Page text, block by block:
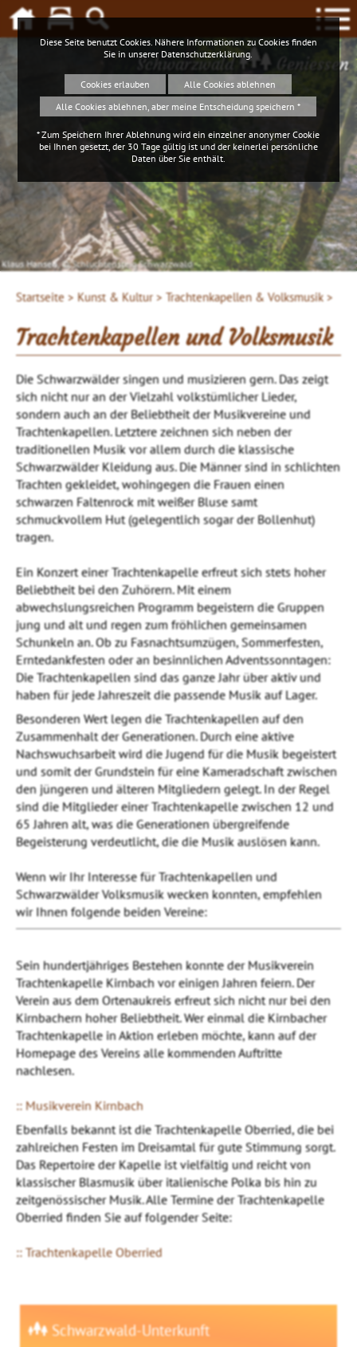
Schwarzwald Geniessen
Klaus Hansen, © Schluchtensteig Schwarzwald
4ws-netdesign
Startseite > Kunst & Kultur > Trachtenkapellen & Volksmusik >
Trachtenkapellen und Volksmusik
Die Schwarzwälder singen und musizieren gern. Das zeigt
sich nicht nur an der Vielzahl volkstümlicher Lieder,
sondern auch an der Beliebtheit der Musikvereine und
Trachtenkapellen. Letztere zeichnen sich neben der
traditionellen Musik vor allem durch die klassische
Schwarzwälder Kleidung aus. Die Männer sind in schlichten
Trachten gekleidet, wohingegen die Frauen einen
schwarzen Faltenrock mit weißer Bluse samt
schmuckvollem Hut (gelegentlich sogar der Bollenhut)
tragen.
Ein Konzert einer Trachtenkapelle erfreut sich stets hoher
Beliebtheit bei den Zuhörern. Mit einem
abwechslungsreichen Programm begeistern die Gruppen
jung und alt und regen zum fröhlichen gemeinsamen
Schunkeln an. Ob zu Fasnachtsumzügen, Sommerfesten,
Erntedankfesten oder an besinnlichen Adventssonntagen:
Die Trachtenkapellen sind das ganze Jahr über aktiv und
haben für jede Jahreszeit die passende Musik auf Lager.
Besonderen Wert legen die Trachtenkapellen auf den
Zusammenhalt der Generationen. Durch eine aktive
Nachswuchsarbeit wird die Jugend für die Musik begeistert
und somit der Grundstein für eine Kameradschaft zwischen
den jüngeren und älteren Mitgliedern gelegt. In der Regel
sind die Mitglieder einer Trachtenkapelle zwischen 12 und
65 Jahren alt, was die Generationen übergreifende
Begeisterung verdeutlicht, die die Musik auslösen kann.
Wenn wir Ihr Interesse für Trachtenkapellen und
Schwarzwälder Volksmusik wecken konnten, empfehlen
wir Ihnen folgende beiden Vereine:
Sein hundertjähriges Bestehen konnte der Musikverein
Trachtenkapelle Kirnbach vor einigen Jahren feiern. Der
Verein aus dem Ortenaukreis erfreut sich nicht nur bei den
Kirnbachern hoher Beliebtheit. Wer einmal die Kirnbacher
Trachtenkapelle in Aktion erleben möchte, kann auf der
Homepage des Vereins alle kommenden Auftritte
nachlesen.
:: Musikverein Kirnbach
Ebenfalls bekannt ist die Trachtenkapelle Oberried, die bei
zahlreichen Festen im Dreisamtal für gute Stimmung sorgt.
Das Repertoire der Kapelle ist vielfältig und reicht von
klassischer Blasmusik über italienische Polka bis hin zu
zeitgenössischer Musik. Alle Termine der Trachtenkapelle
Oberried finden Sie auf folgender Seite:
:: Trachtenkapelle Oberried
Schwarzwald-Unterkunft
Diese Seite benutzt Cookies. Nähere Informationen zu Cookies finden
Sie in unserer Datenschutzerklärung.
Cookies erlauben
Alle Cookies ablehnen
Alle Cookies ablehnen, aber meine Entscheidung speichern *
* Zum Speichern Ihrer Ablehnung wird ein einzelner anonymer Cookie
bei Ihnen gesetzt, der 30 Tage gültig ist und der keinerlei persönliche
Daten über Sie enthält.